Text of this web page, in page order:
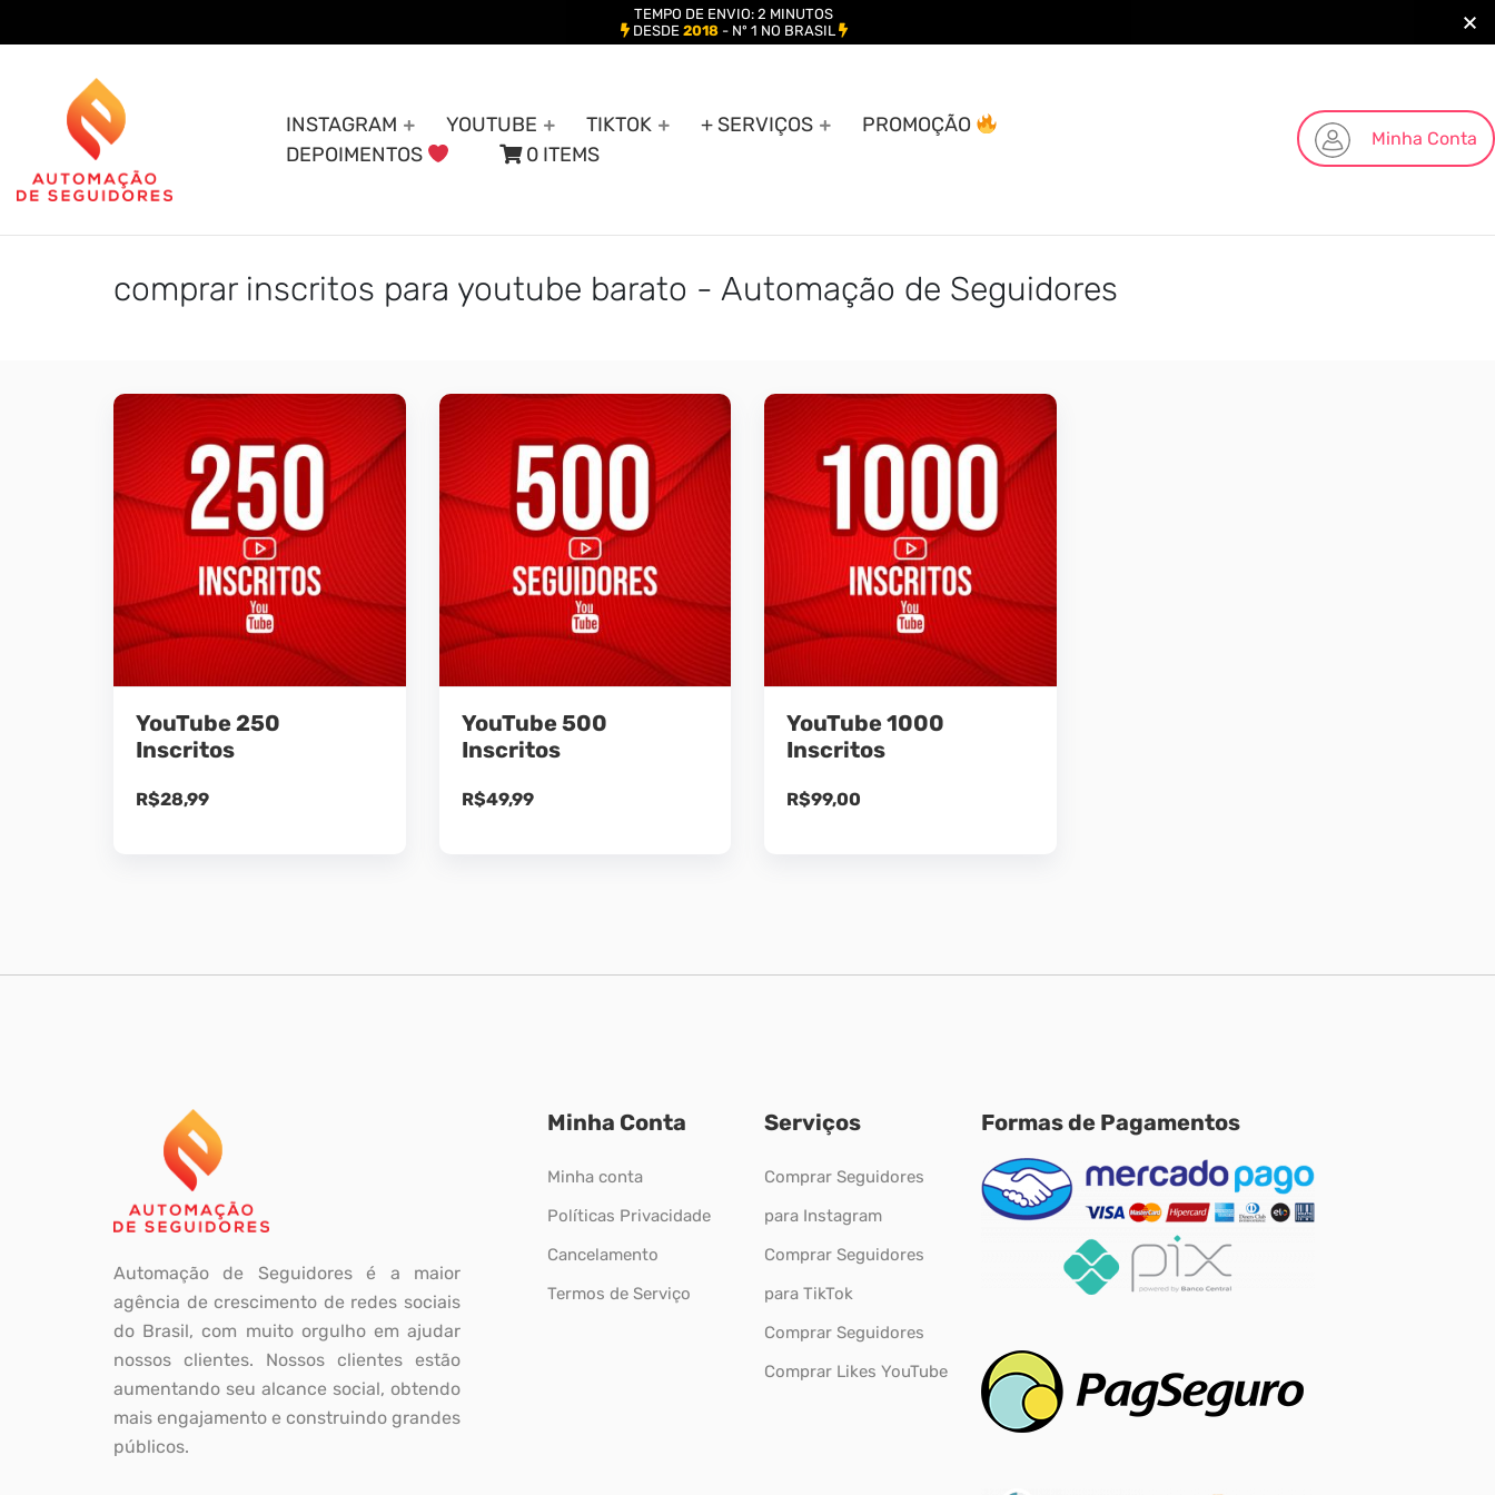
INSTAGRAM YOUTUBE TIKTOK + SERVIÇOS
PROMOÇÃO
DEPOIMENTOS
0 ITEMS
Minha Conta
comprar inscritos para youtube barato - Automação de Seguidores
YouTube 250
Inscritos
R$28,99
YouTube 500
Inscritos
R$49,99
YouTube 1000
Inscritos
R$99,00
Automação de Seguidores é a maior
agência de crescimento de redes sociais
do Brasil, com muito orgulho em ajudar
nossos clientes. Nossos clientes estão
aumentando seu alcance social, obtendo
mais engajamento e construindo grandes
públicos.
Minha Conta
Minha conta
Políticas Privacidade
Cancelamento
Termos de Serviço
Serviços
Comprar Seguidores
para Instagram
Comprar Seguidores
para TikTok
Comprar Seguidores
Comprar Likes YouTube
Formas de Pagamentos
TEMPO DE ENVIO: 2 MINUTOS
DESDE 2018- Nº 1 NO BRASIL